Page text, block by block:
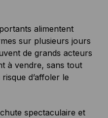
alimentent
sur plusieurs jours
de grands acteurs
à vendre, sans tout
d’affoler le
spectaculaire et